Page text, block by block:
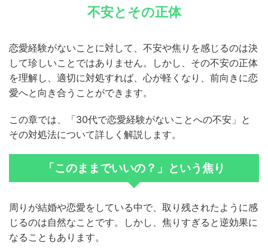
不安とその正体
恋愛経験がないことに対して、不安や焦りを感じるのは決
して珍しいことではありません。しかし、その不安の正体
を理解し、適切に対処すれば、心が軽くなり、前向きに恋
愛へと向き合うことができます。
この章では、「30代で恋愛経験がないことへの不安」と
その対処法について詳しく解説します。
「このままでいいの？」という焦り
周りが結婚や恋愛をしている中で、取り残されたように感
じるのは自然なことです。しかし、焦りすぎると逆効果に
なることもあります。